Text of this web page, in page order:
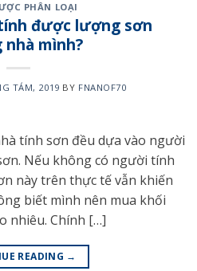
PHÂN LOẠI
được lượng sơn
mình?
TÁM, 2019 BY FNANOF70
tính sơn đều dựa vào người
Nếu không có người tính
này trên thực tế vẫn khiến
biết mình nên mua khối
nhiêu. Chính […]
READING →